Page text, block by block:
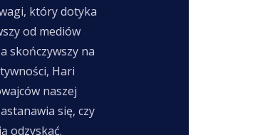
który dotyka
od mediów
skończywszy na
Hari
naszej
się, czy
odzyskać.